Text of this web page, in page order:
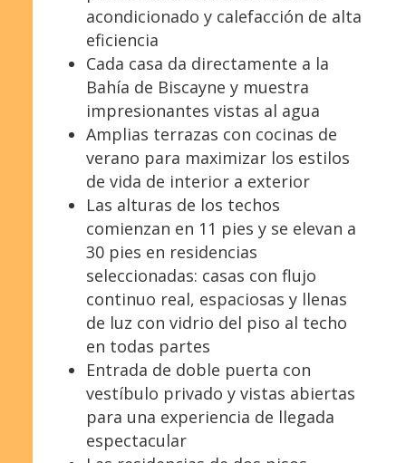
acondicionado y calefacción de alta
eficiencia
Cada casa da directamente a la
Bahía de Biscayne y muestra
impresionantes vistas al agua
Amplias terrazas con cocinas de
verano para maximizar los estilos
de vida de interior a exterior
Las alturas de los techos
comienzan en 1 1 pies y se elevan a
30 pies en residencias
seleccionadas: casas con flujo
continuo real, espaciosas y llenas
de luz con vidrio del piso al techo
en todas partes
Entrada de doble puerta con
vestíbulo privado y vistas abiertas
para una experiencia de llegada
espectacular